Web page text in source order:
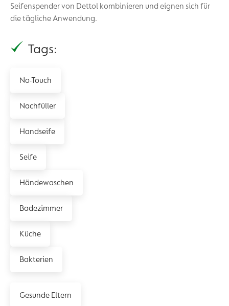
Seifenspender von Dettol kombinieren und eignen sich für
die tägliche Anwendung.
Tags:
No-Touch
Nachfüller
Handseife
Seife
Händewaschen
Badezimmer
Küche
Bakterien
Gesunde Eltern